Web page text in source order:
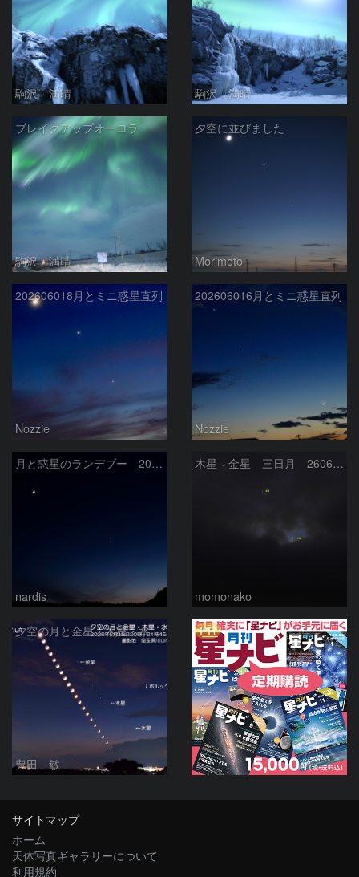
駒沢 満晴 駒沢 満晴
ブレイクアップオーロラ
駒沢 満晴
夕空に並びました
Morimoto
202606018月とミニ惑星直列
Nozzie
202606016月とミニ惑星直列
Nozzie
月と惑星のランデブー 2026/06/19
nardis
木星 金星 三日月 260618
momonako
夕空の月と金星・木星・水星の接近 2026/6/18
豊田 敏
PR
サイトマップ
ホーム
天体写真ギャラリーについて
利用規約